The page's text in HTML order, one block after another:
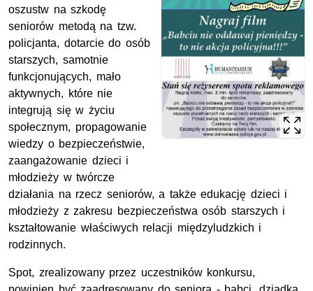
oszustw na szkodę
seniorów metodą na tzw.
policjanta, dotarcie do osób
starszych, samotnie
funkcjonujących, mało
aktywnych, które nie
integrują się w życiu
społecznym, propagowanie
wiedzy o bezpieczeństwie,
zaangażowanie dzieci i
młodzieży w twórcze
działania na rzecz seniorów, a także edukację dzieci i
młodzieży z zakresu bezpieczeństwa osób starszych i
kształtowanie właściwych relacji międzyludzkich i
rodzinnych.
Spot, zrealizowany przez uczestników konkursu,